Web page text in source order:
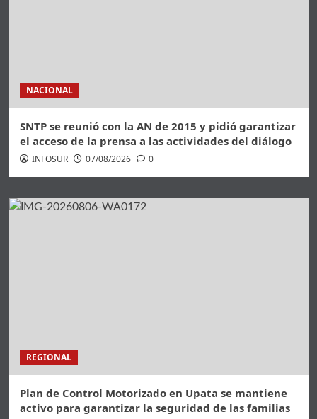
NACIONAL
SNTP se reunió con la AN de 2015 y pidió garantizar
el acceso de la prensa a las actividades del diálogo
INFOSUR 07/08/2026 0
REGIONAL
Plan de Control Motorizado en Upata se mantiene
activo para garantizar la seguridad de las familias